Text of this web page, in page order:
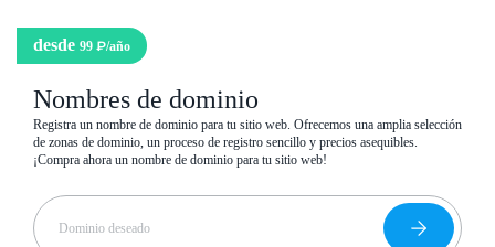
desde 99 ₽/año
Nombres de dominio
Registra un nombre de dominio para tu sitio web. Ofrecemos una amplia selección
de zonas de dominio, un proceso de registro sencillo y precios asequibles.
¡Compra ahora un nombre de dominio para tu sitio web!